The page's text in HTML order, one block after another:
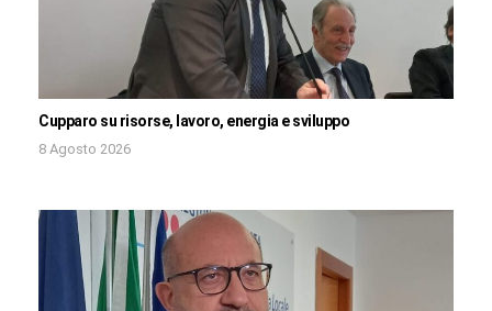
Cupparo su risorse, lavoro, energia e sviluppo
8 Agosto 2026